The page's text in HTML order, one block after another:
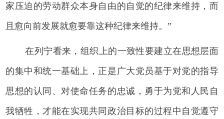
家压迫的劳动群众本身自由的自觉的纪律来维持，而
且愈向前发展就愈要靠这种纪律来维持。”
在列宁看来，组织上的一致性要建立在思想层面
的集中和统一基础上，正是广大党员基于对党的指导
思想的认同、对使命任务的忠诚，勇于为党和人民自
我牺牲，才能在实现共同政治目标的过程中自觉遵守